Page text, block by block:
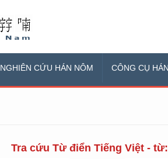
NGHIÊN CỨU HÁN NÔM CÔNG CỤ
Tra cứu Từ điển Tiếng Việt -